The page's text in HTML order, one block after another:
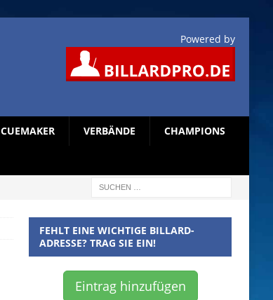
Powered by
CUEMAKER VERBÄNDE CHAMPIONS
FEHLT EINE WICHTIGE BILLARD-
ADRESSE? TRAG SIE EIN!
Eintrag hinzufügen